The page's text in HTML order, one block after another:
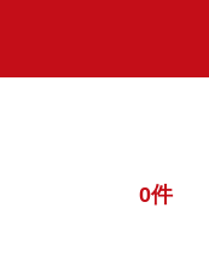
0件